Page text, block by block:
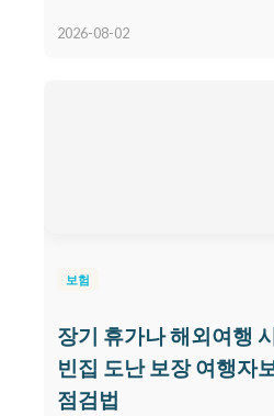
2026-08-02
보험
장기 휴가나 해외여행
빈집 도난 보장 여행자
점검법